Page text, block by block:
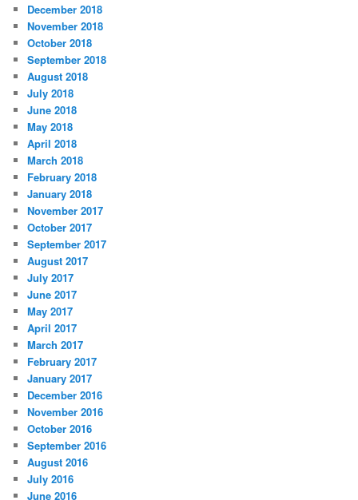
December 2018
November 2018
October 2018
September 2018
August 2018
July 2018
June 2018
May 2018
April 2018
March 2018
February 2018
January 2018
November 2017
October 2017
September 2017
August 2017
July 2017
June 2017
May 2017
April 2017
March 2017
February 2017
January 2017
December 2016
November 2016
October 2016
September 2016
August 2016
July 2016
June 2016